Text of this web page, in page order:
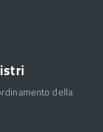
della